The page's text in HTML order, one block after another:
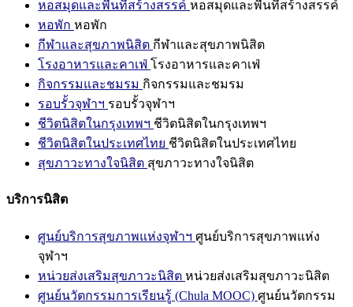
หอสมุดและพื้นที่สร้างสรรค์ หอสมุดและพื้นที่สร้างสรรค์
หอพัก หอพัก
กีฬาและสุขภาพนิสิต กีฬาและสุขภาพนิสิต
โรงอาหารและคาเฟ่ โรงอาหารและคาเฟ่
กิจกรรมและชมรม กิจกรรมและชมรม
รอบรั้วจุฬาฯ รอบรั้วจุฬาฯ
ชีวิตนิสิตในกรุงเทพฯ ชีวิตนิสิตในกรุงเทพฯ
ชีวิตนิสิตในประเทศไทย ชีวิตนิสิตในประเทศไทย
สุขภาวะทางใจนิสิต สุขภาวะทางใจนิสิต
บริการนิสิต
ศูนย์บริการสุขภาพแห่งจุฬาฯ ศูนย์บริการสุขภาพแห่ง
จุฬาฯ
หน่วยส่งเสริมสุขภาวะนิสิต หน่วยส่งเสริมสุขภาวะนิสิต
ศูนย์นวัตกรรมการเรียนรู้ (Chula MOOC) ศูนย์นวัตกรรม